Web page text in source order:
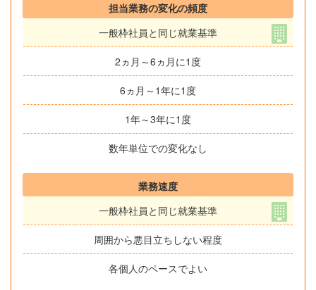
担当業務の変化の頻度
一般枠社員と同じ就業基準
2ヵ月～6ヵ月に1度
6ヵ月～1年に1度
1年～3年に1度
数年単位での変化なし
業務速度
一般枠社員と同じ就業基準
周囲から悪目立ちしない程度
各個人のペースでよい